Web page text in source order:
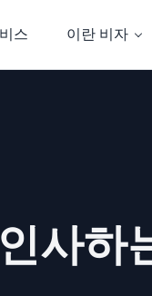
스 이란 비자
사하